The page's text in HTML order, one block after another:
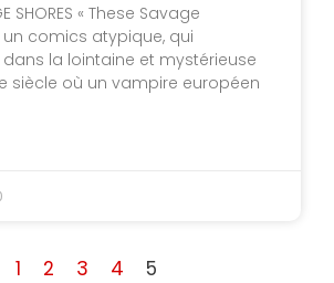
SHORES « These Savage
un comics atypique, qui
la lointaine et mystérieuse
siècle où un vampire européen
1 2 3 4
5